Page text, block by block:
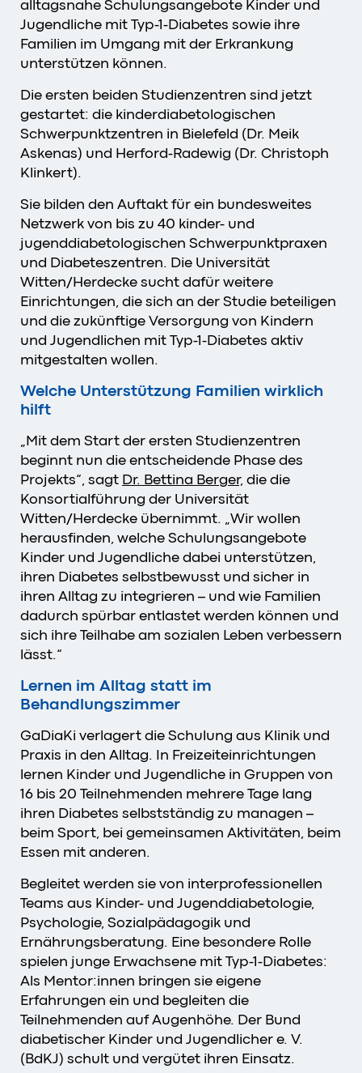
alltagsnahe Schulungsangebote Kinder und
Jugendliche mit Typ-1-Diabetes sowie ihre
Familien im Umgang mit der Erkrankung
unterstützen können.
Die ersten beiden Studienzentren sind jetzt
gestartet: die kinderdiabetologischen
Schwerpunktzentren in Bielefeld (Dr. Meik
Askenas) und Herford-Radewig (Dr. Christoph
Klinkert).
Sie bilden den Auftakt für ein bundesweites
Netzwerk von bis zu 40 kinder- und
jugenddiabetologischen Schwerpunktpraxen
und Diabeteszentren. Die Universität
Witten/Herdecke sucht dafür weitere
Einrichtungen, die sich an der Studie beteiligen
und die zukünftige Versorgung von Kindern
und Jugendlichen mit Typ-1-Diabetes aktiv
mitgestalten wollen.
Welche Unterstützung Familien wirklich
hilft
„Mit dem Start der ersten Studienzentren
beginnt nun die entscheidende Phase des
Projekts“, sagt Dr. Bettina Berger, die die
Konsortialführung der Universität
Witten/Herdecke übernimmt. „Wir wollen
herausfinden, welche Schulungsangebote
Kinder und Jugendliche dabei unterstützen,
ihren Diabetes selbstbewusst und sicher in
ihren Alltag zu integrieren – und wie Familien
dadurch spürbar entlastet werden können und
sich ihre Teilhabe am sozialen Leben verbessern
lässt.“
Lernen im Alltag statt im
Behandlungszimmer
GaDiaKi verlagert die Schulung aus Klinik und
Praxis in den Alltag. In Freizeiteinrichtungen
lernen Kinder und Jugendliche in Gruppen von
16 bis 20 Teilnehmenden mehrere Tage lang
ihren Diabetes selbstständig zu managen –
beim Sport, bei gemeinsamen Aktivitäten, beim
Essen mit anderen.
Begleitet werden sie von interprofessionellen
Teams aus Kinder- und Jugenddiabetologie,
Psychologie, Sozialpädagogik und
Ernährungsberatung. Eine besondere Rolle
spielen junge Erwachsene mit Typ-1-Diabetes:
Als Mentor:innen bringen sie eigene
Erfahrungen ein und begleiten die
Teilnehmenden auf Augenhöhe. Der Bund
diabetischer Kinder und Jugendlicher e. V.
(BdKJ) schult und vergütet ihren Einsatz.